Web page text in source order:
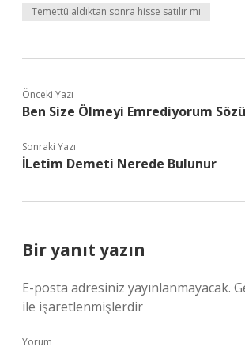
Temettü aldıktan sonra hisse satılır mı
Önceki Yazı
Ben Size Ölmeyi Emrediyorum
Sonraki Yazı
İLetim Demeti Nerede Bulunur
Bir yanıt yazın
E-posta adresiniz yayınlanmayacak.
ile işaretlenmişlerdir
Yorum